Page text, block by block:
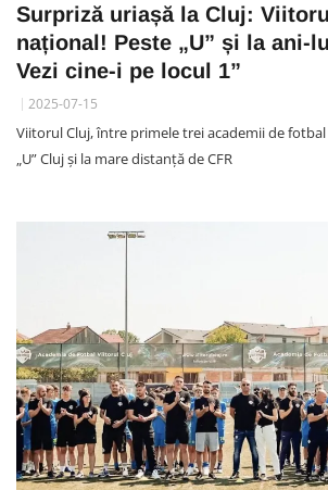
Surpriză uriașă la Cluj:
național! Peste „U” și la ani-
Vezi cine-i pe locul 1”
2025-07-15
Viitorul Cluj, între primele trei academii de
„U” Cluj și la mare distanță de CFR